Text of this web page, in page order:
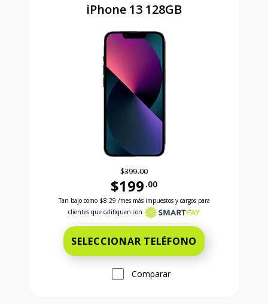
iPhone 13 128GB
$399.00
$199 .00
Antes el precio era 399 dollars and 00 cents
Tan bajo como $8.29 /mes más impuestos y cargos para
clientes que califiquen con
SELECCIONAR TELÉFONO
Comparar